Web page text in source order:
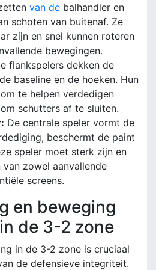
van de balhandler en
schoten van buitenaf. Ze
zijn en snel kunnen roteren
bewegingen.
flankspelers dekken de
baseline en de hoeken. Hun
te helpen verdedigen
schutters af te sluiten.
De centrale speler vormt de
beschermt de paint
speler moet sterk zijn en
zowel aanvallende
screens.
en beweging
de 3-2 zone
in de 3-2 zone is cruciaal
de defensieve integriteit.